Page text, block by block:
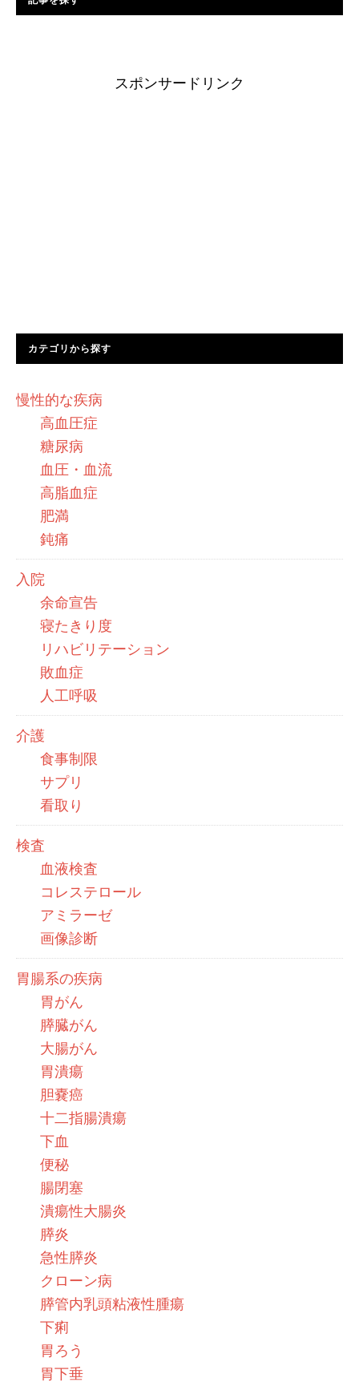
スポンサードリンク
カテゴリから探す
慢性的な疾病
高血圧症
糖尿病
血圧・血流
高脂血症
肥満
鈍痛
入院
余命宣告
寝たきり度
リハビリテーション
敗血症
人工呼吸
介護
食事制限
サプリ
看取り
検査
血液検査
コレステロール
アミラーゼ
画像診断
胃腸系の疾病
胃がん
膵臓がん
大腸がん
胃潰瘍
胆嚢癌
十二指腸潰瘍
下血
便秘
腸閉塞
潰瘍性大腸炎
膵炎
急性膵炎
クローン病
膵管内乳頭粘液性腫瘍
下痢
胃ろう
胃下垂